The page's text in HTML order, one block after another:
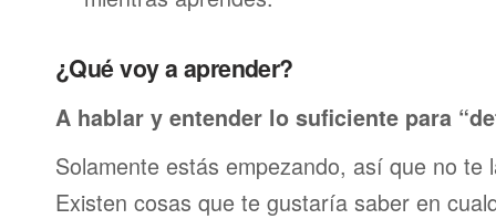
¿Qué voy a aprender?
A hablar y entender lo suficiente para
Solamente estás empezando, así que no te
Existen cosas que te gustaría saber en